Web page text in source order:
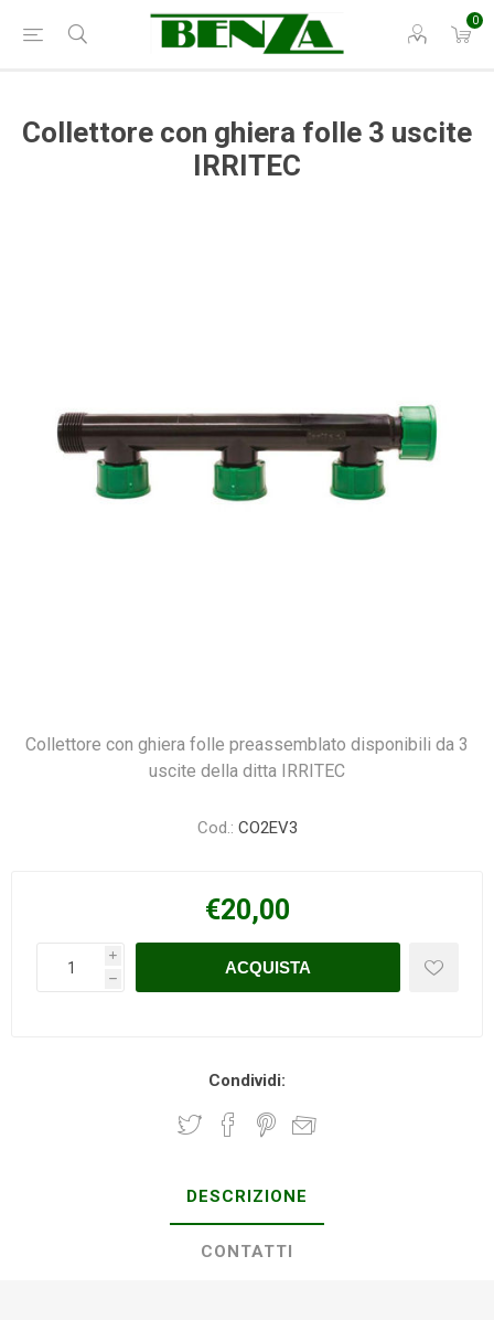
0
Collettore con ghiera folle 3 uscite
IRRITEC
Collettore con ghiera folle preassemblato disponibili da 3
uscite della ditta IRRITEC
Cod.: CO2EV3
€20,00
i
h
Condividi:
DESCRIZIONE
CONTATTI